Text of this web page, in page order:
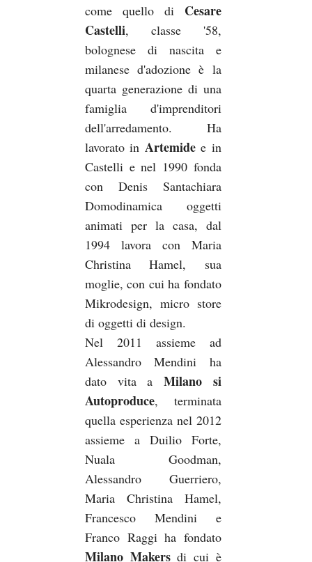
come quello di Cesare
Castelli, classe '58,
bolognese di nascita e
milanese d'adozione è la
quarta generazione di una
famiglia d'imprenditori
dell'arredamento. Ha
lavorato in Artemidee in
Castelli e nel 1990 fonda
con Denis Santachiara
Domodinamica oggetti
animati per la casa, dal
1994 lavora con Maria
Christina Hamel, sua
moglie, con cui ha fondato
Mikrodesign, micro store
di oggetti di design.
Nel 2011 assieme ad
Alessandro Mendini ha
dato vita a Milano si
Autoproduce, terminata
quella esperienza nel 2012
assieme a Duilio Forte,
Nuala Goodman,
Alessandro Guerriero,
Maria Christina Hamel,
Francesco Mendini e
Franco Raggi ha fondato
Milano Makersdi cui è